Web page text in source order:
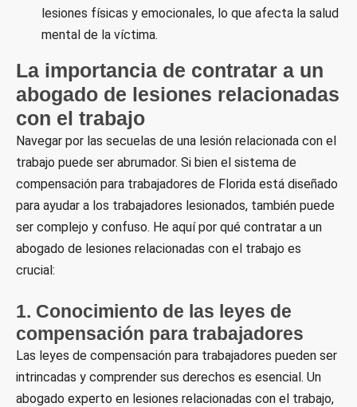
lesiones físicas y emocionales, lo que afecta la salud
mental de la víctima.
La importancia de contratar a un
abogado de lesiones relacionadas
con el trabajo
Navegar por las secuelas de una lesión relacionada con el
trabajo puede ser abrumador. Si bien el sistema de
compensación para trabajadores de Florida está diseñado
para ayudar a los trabajadores lesionados, también puede
ser complejo y confuso. He aquí por qué contratar a un
abogado de lesiones relacionadas con el trabajo es
crucial:
1. Conocimiento de las leyes de
compensación para trabajadores
Las leyes de compensación para trabajadores pueden ser
intrincadas y comprender sus derechos es esencial. Un
abogado experto en lesiones relacionadas con el trabajo,